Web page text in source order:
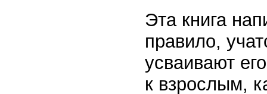
Эта книга
правило,
усваивают
к взрослым,